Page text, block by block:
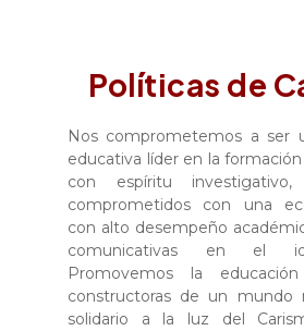
Políticas de
Nos comprometemos a ser
educativa líder en la
con espíritu investigativo,
comprometidos con una
con alto desempeño
comunicativas en el
Promovemos la
constructoras de un mundo
solidario a la luz del